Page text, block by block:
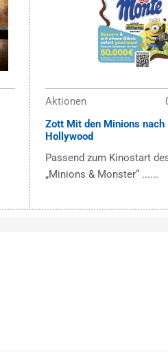
Aktionen
Zott Mit den Minions nach
Hollywood
Passend zum Kinostart
„Minions & Monster“ ......